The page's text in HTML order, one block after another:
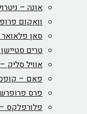
אונה –
וואקום
סאן פלאואר
טרים
אוויל סליק
פאם –
פרס
פלורפלקס